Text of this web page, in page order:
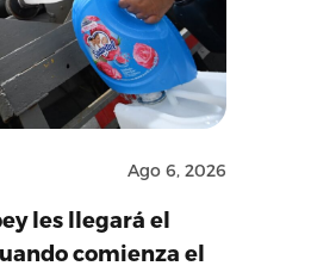
Ago 6, 2026
les llegará el
comienza el